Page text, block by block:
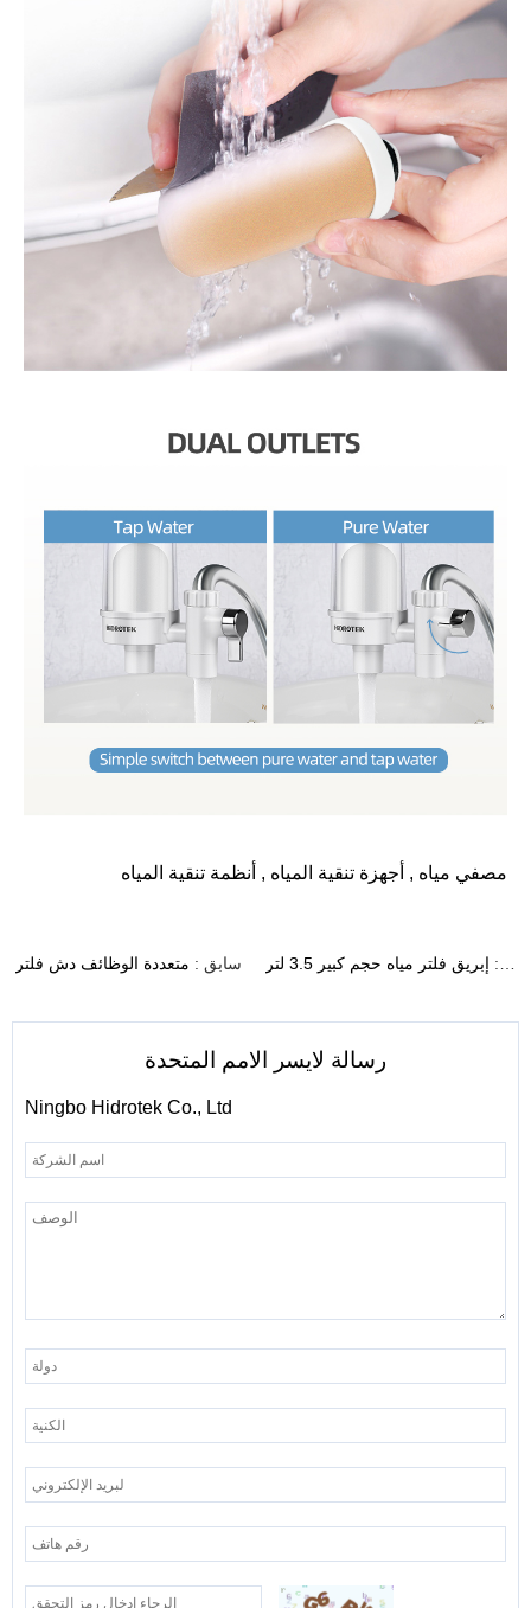
مصفي مياه , أجهزة تنقية المياه , أنظمة تنقية المياه
إبريق فلتر مياه حجم كبير 3.5 لتر سابق : متعددة الوظائف دش فلتر
رسالة لايسر الامم المتحدة
Ningbo Hidrotek Co., Ltd